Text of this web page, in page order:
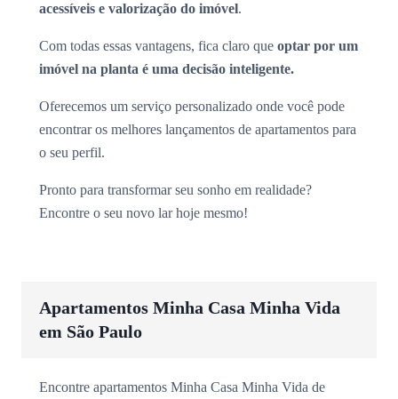
acessíveis e valorização do imóvel.
Com todas essas vantagens, fica claro que optar por um
imóvel na planta é uma decisão inteligente.
Oferecemos um serviço personalizado onde você pode
encontrar os melhores lançamentos de apartamentos para
o seu perfil.
Pronto para transformar seu sonho em realidade?
Encontre o seu novo lar hoje mesmo!
Apartamentos Minha Casa Minha Vida
em São Paulo
Encontre apartamentos Minha Casa Minha Vida de